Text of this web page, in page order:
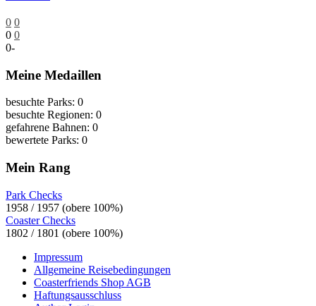
0 0
0 0
0-
Meine Medaillen
besuchte Parks: 0
besuchte Regionen: 0
gefahrene Bahnen: 0
bewertete Parks: 0
Mein Rang
Park Checks
1958 / 1957 (obere 100%)
Coaster Checks
1802 / 1801 (obere 100%)
Impressum
Allgemeine Reisebedingungen
Coasterfriends Shop AGB
Haftungsausschluss